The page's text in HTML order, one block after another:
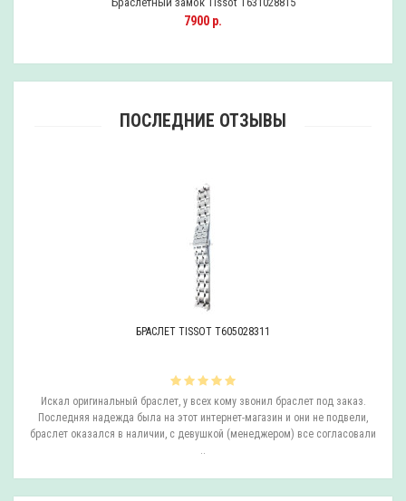
7900 р.
ПОСЛЕДНИЕ ОТЗЫВЫ
БРАСЛЕТ TISSOT T605028311
Искал оригинальный браслет, у всех кому звонил браслет под заказ.
Последняя надежда была на этот интернет-магазин и они не подвели,
браслет оказался в наличии, с девушкой (менеджером) все согласовали
..